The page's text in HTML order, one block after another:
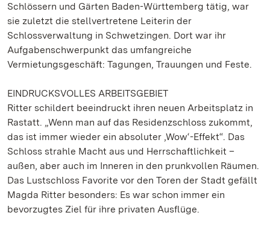
Schlössern und Gärten Baden-Württemberg tätig, war
sie zuletzt die stellvertretene Leiterin der
Schlossverwaltung in Schwetzingen. Dort war ihr
Aufgabenschwerpunkt das umfangreiche
Vermietungsgeschäft: Tagungen, Trauungen und Feste.
EINDRUCKSVOLLES ARBEITSGEBIET
Ritter schildert beeindruckt ihren neuen Arbeitsplatz in
Rastatt. „Wenn man auf das Residenzschloss zukommt,
das ist immer wieder ein absoluter ‚Wow‘-Effekt“. Das
Schloss strahle Macht aus und Herrschaftlichkeit –
außen, aber auch im Inneren in den prunkvollen Räumen.
Das Lustschloss Favorite vor den Toren der Stadt gefällt
Magda Ritter besonders: Es war schon immer ein
bevorzugtes Ziel für ihre privaten Ausflüge.